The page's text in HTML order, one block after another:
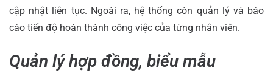
cập nhật liên tục. Ngoài ra, hệ thống còn quản lý và báo
cáo tiến độ hoàn thành công việc của từng nhân viên.
Quản lý hợp đồng, biểu mẫu